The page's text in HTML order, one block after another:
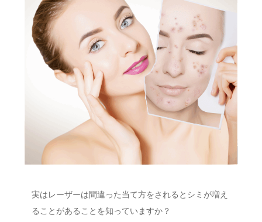
実はレーザーは間違った当て方をされるとシミが増え
ることがあることを知っていますか？